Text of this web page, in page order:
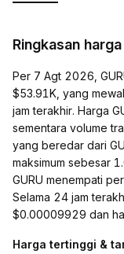
Ringkasan
Per 7 Agt 2026,
$53.91K, yang
jam terakhir. Harga
sementara volume
yang beredar dari
maksimum sebesar
GURU menempati
Selama 24 jam
$0.00009929 dan
Harga tertinggi &